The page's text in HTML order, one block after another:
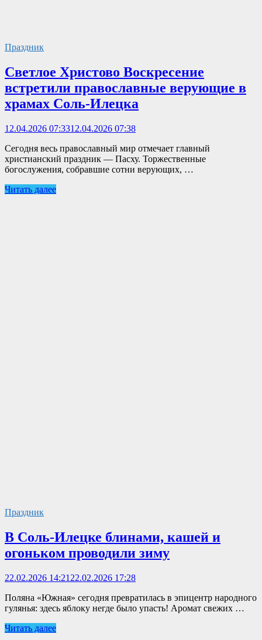
Праздник
Светлое Христово Воскресение
встретили православные верующие в
храмах Соль-Илецка
12.04.2026 07:3312.04.2026 07:38
Сегодня весь православный мир отмечает главный
христианский праздник — Пасху. Торжественные
богослужения, собравшие сотни верующих, …
Читать далее
Праздник
В Соль-Илецке блинами, кашей и
огоньком проводили зиму
22.02.2026 14:21 22.02.2026 17:28
Поляна «Южная» сегодня превратилась в эпицентр народного
гулянья: здесь яблоку негде было упасть! Аромат свежих …
Читать далее